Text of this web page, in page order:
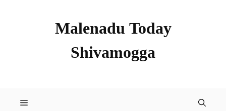
Malenadu Today
Shivamogga
Menu